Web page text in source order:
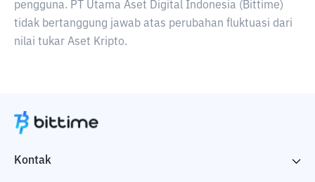
pengguna. PT Utama Aset Digital Indonesia (Bittime)
tidak bertanggung jawab atas perubahan fluktuasi dari
nilai tukar Aset Kripto.
Kontak